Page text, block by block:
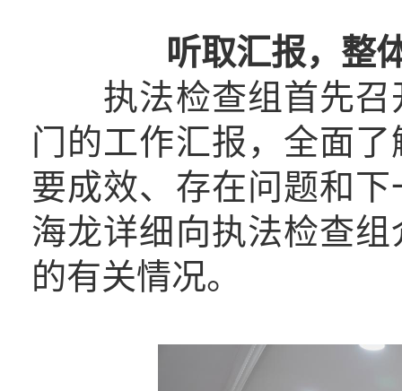
听取汇报，整
执法检查组首先召
门的工作汇报，全面
要成效、存在问题和
海龙详细向执法检查
的有关情况。